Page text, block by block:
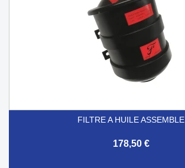
FILTRE A HUILE ASSEMBLE
178,50 €